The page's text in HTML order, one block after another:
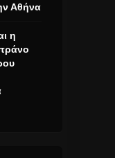
Αθήνα
η